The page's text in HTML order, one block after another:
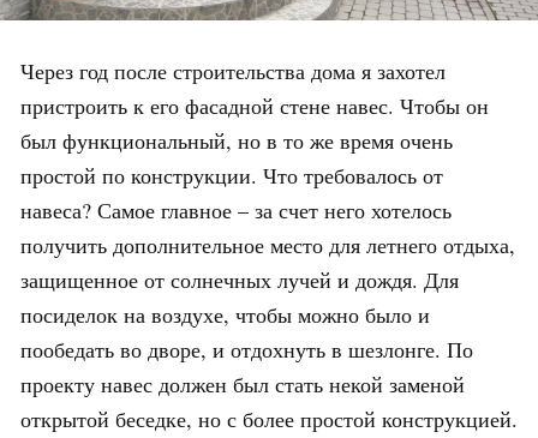
Через год после строительства дома я захотел
пристроить к его фасадной стене навес. Чтобы он
был функциональный, но в то же время очень
простой по конструкции. Что требовалось от
навеса? Самое главное – за счет него хотелось
получить дополнительное место для летнего отдыха,
защищенное от солнечных лучей и дождя. Для
посиделок на воздухе, чтобы можно было и
пообедать во дворе, и отдохнуть в шезлонге. По
проекту навес должен был стать некой заменой
открытой беседке, но с более простой конструкцией.